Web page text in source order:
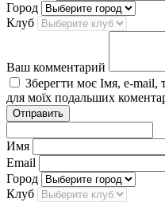
Город
Клуб
Ваш комментарий
Зберегти моє Імя, e-mail,
для моїх подальших
Отправить
Имя
Email
Город
Клуб